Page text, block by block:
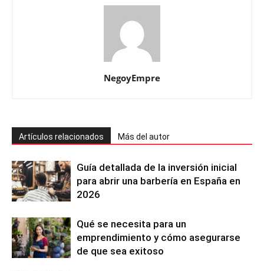
NegoyEmpre
Artículos relacionados Más del autor
Guía detallada de la inversión inicial
para abrir una barbería en España en
2026
Qué se necesita para un
emprendimiento y cómo asegurarse
de que sea exitoso